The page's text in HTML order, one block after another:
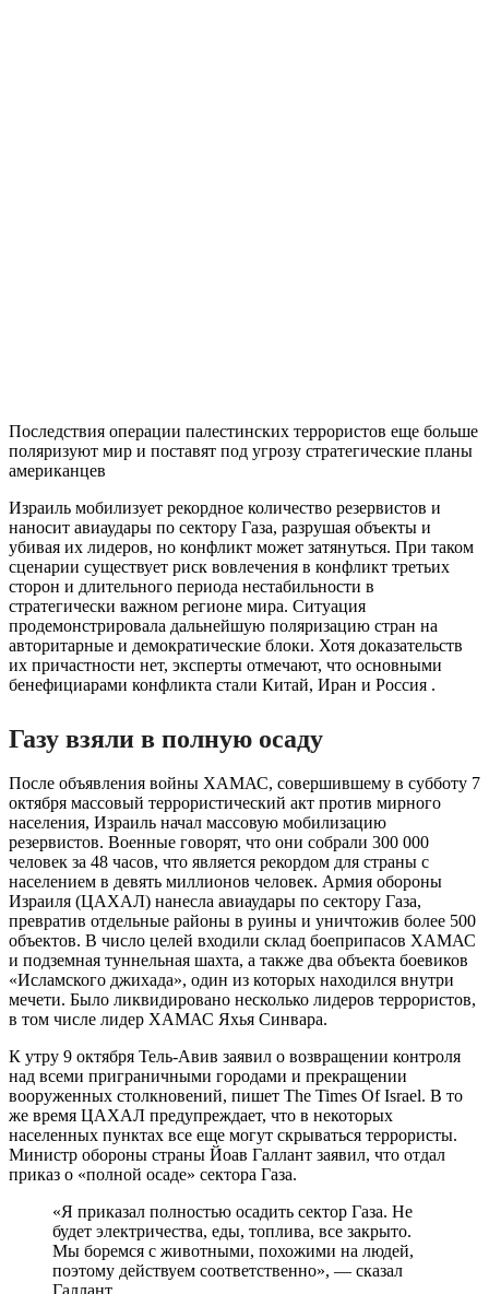
Последствия операции палестинских террористов еще больше
поляризуют мир и поставят под угрозу стратегические планы
американцев
Израиль мобилизует рекордное количество резервистов и
наносит авиаудары по сектору Газа, разрушая объекты и
убивая их лидеров, но конфликт может затянуться. При таком
сценарии существует риск вовлечения в конфликт третьих
сторон и длительного периода нестабильности в
стратегически важном регионе мира. Ситуация
продемонстрировала дальнейшую поляризацию стран на
авторитарные и демократические блоки. Хотя доказательств
их причастности нет, эксперты отмечают, что основными
бенефициарами конфликта стали Китай, Иран и Россия .
Газу взяли в полную осаду
После объявления войны ХАМАС, совершившему в субботу 7
октября массовый террористический акт против мирного
населения, Израиль начал массовую мобилизацию
резервистов. Военные говорят, что они собрали 300 000
человек за 48 часов, что является рекордом для страны с
населением в девять миллионов человек. Армия обороны
Израиля (ЦАХАЛ) нанесла авиаудары по сектору Газа,
превратив отдельные районы в руины и уничтожив более 500
объектов. В число целей входили склад боеприпасов ХАМАС
и подземная туннельная шахта, а также два объекта боевиков
«Исламского джихада», один из которых находился внутри
мечети. Было ликвидировано несколько лидеров террористов,
в том числе лидер ХАМАС Яхья Синвара.
К утру 9 октября Тель-Авив заявил о возвращении контроля
над всеми приграничными городами и прекращении
вооруженных столкновений, пишет The Times Of Israel. В то
же время ЦАХАЛ предупреждает, что в некоторых
населенных пунктах все еще могут скрываться террористы.
Министр обороны страны Йоав Галлант заявил, что отдал
приказ о «полной осаде» сектора Газа.
«Я приказал полностью осадить сектор Газа. Не
будет электричества, еды, топлива, все закрыто.
Мы боремся с животными, похожими на людей,
поэтому действуем соответственно», — сказал
Галлант.